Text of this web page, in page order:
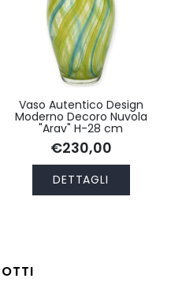
Vaso Autentico Design
Moderno Decoro Nuvola
"Arav" H-28 cm
€230,00
DETTAGLI